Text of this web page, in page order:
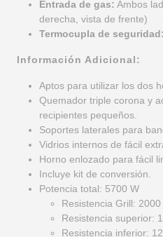
Entrada de gas: Ambos
derecha, vista de frente)
Termocupla de seguridad:
Información Adicional:
Aptos para utilizar los dos
Quemador triple corona y
recipientes pequeños.
Soportes laterales para
Vidrios internos de fácil
Horno enlozado para fácil
Incluye kit de conversión.
Potencia total: 5700 W
Resistencia Grill: 2000
Resistencia superior:
Resistencia inferior: